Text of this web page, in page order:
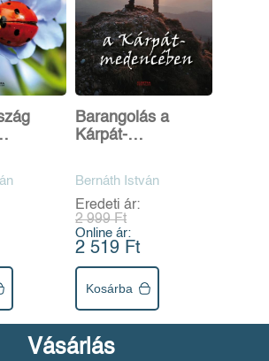
Barangolás a
Kárpát-
Bernáth István
Eredeti ár:
2 999 Ft
Online ár:
2 519 Ft
Kosárba
Vásárlás